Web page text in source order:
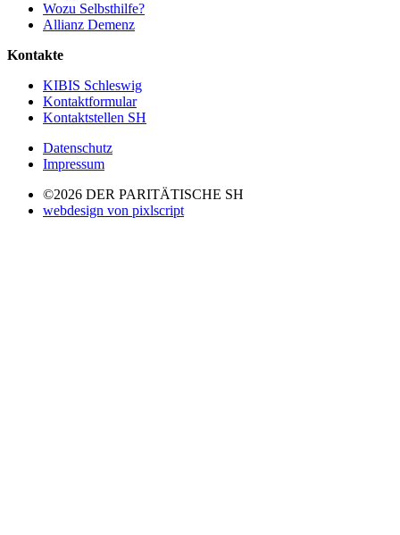
Wozu Selbsthilfe?
Allianz Demenz
Kontakte
KIBIS Schleswig
Kontaktformular
Kontaktstellen SH
Datenschutz
Impressum
©2026 DER PARITÄTISCHE SH
webdesign von pixlscript